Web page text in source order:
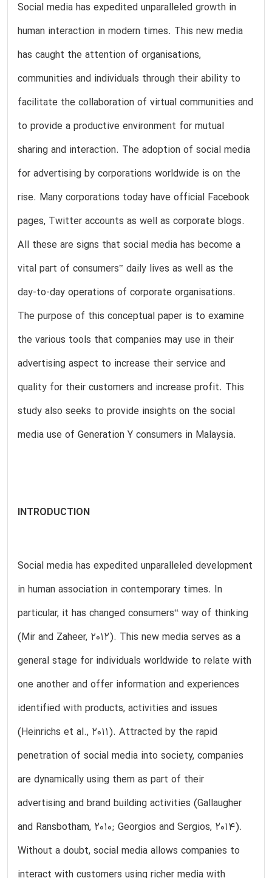
Social media has expedited unparalleled growth in
human interaction in modern times. This new media
has caught the attention of organisations,
communities and individuals through their ability to
facilitate the collaboration of virtual communities and
to provide a productive environment for mutual
sharing and interaction. The adoption of social media
for advertising by corporations worldwide is on the
rise. Many corporations today have official Facebook
pages, Twitter accounts as well as corporate blogs.
All these are signs that social media has become a
vital part of consumers‟ daily lives as well as the
day-to-day operations of corporate organisations.
The purpose of this conceptual paper is to examine
the various tools that companies may use in their
advertising aspect to increase their service and
quality for their customers and increase profit. This
study also seeks to provide insights on the social
media use of Generation Y consumers in Malaysia.
INTRODUCTION
Social media has expedited unparalleled development
in human association in contemporary times. In
particular, it has changed consumers‟ way of thinking
(Mir and Zaheer, 2012). This new media serves as a
general stage for individuals worldwide to relate with
one another and offer information and experiences
identified with products, activities and issues
(Heinrichs et al., 2011). Attracted by the rapid
penetration of social media into society, companies
are dynamically using them as part of their
advertising and brand building activities (Gallaugher
and Ransbotham, 2010; Georgios and Sergios, 2014).
Without a doubt, social media allows companies to